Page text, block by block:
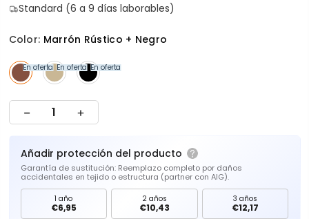
Standard (6 a 9 días laborables)
Color: Marrón Rústico + Negro
En oferta En oferta En oferta
Añadir protección del producto
Garantía de sustitución: Reemplazo completo por daños
accidentales en tejido o estructura (partner con AIG).
1 año
€6,95
2 años
€10,43
3 años
€12,17